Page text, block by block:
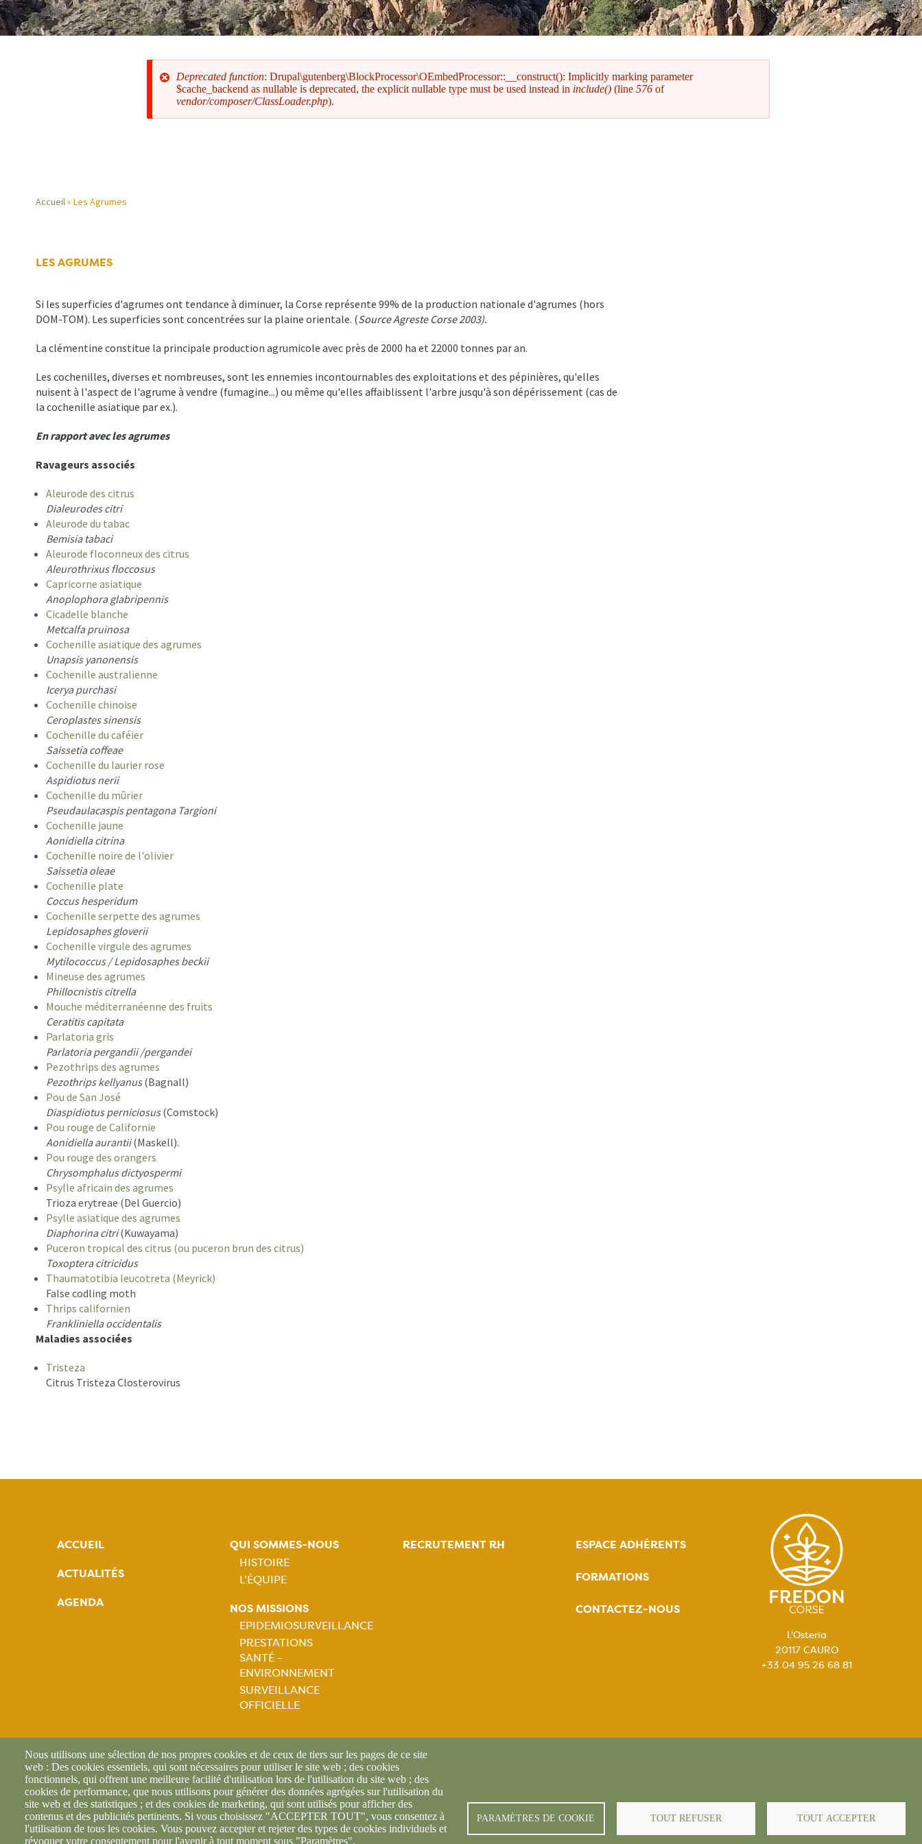
Message
Deprecated function: Drupal\gutenberg\BlockProcessor\OEmbedProcessor::__construct(): Implicitly marking parameter
$cache_backend as nullable is deprecated, the explicit nullable type must be used instead in include() (line 576 of
vendor/composer/ClassLoader.php).
d'Ariane
Accueil Les Agrumes
LES AGRUMES
Si les superficies d'agrumes ont tendance à diminuer, la Corse représente 99% de la production nationale d'agrumes (hors
DOM-TOM). Les superficies sont concentrées sur la plaine orientale. (Source Agreste Corse 2003).
La clémentine constitue la principale production agrumicole avec près de 2000 ha et 22000 tonnes par an.
Les cochenilles, diverses et nombreuses, sont les ennemies incontournables des exploitations et des pépinières, qu'elles
nuisent à l'aspect de l'agrume à vendre (fumagine...) ou même qu'elles affaiblissent l'arbre jusqu'à son dépérissement (cas de
la cochenille asiatique par ex.).
En rapport avec les agrumes
Ravageurs associés
Aleurode des citrus
Dialeurodes citri
Aleurode du tabac
Bemisia tabaci
Aleurode floconneux des citrus
Aleurothrixus floccosus
Capricorne asiatique
Anoplophora glabripennis
Cicadelle blanche
Metcalfa pruinosa
Cochenille asiatique des agrumes
Unapsis yanonensis
Cochenille australienne
Icerya purchasi
Cochenille chinoise
Ceroplastes sinensis
Cochenille du caféier
Saissetia coffeae
Cochenille du laurier rose
Aspidiotus nerii
Cochenille du mûrier
Pseudaulacaspis pentagona Targioni
Cochenille jaune
Aonidiella citrina
Cochenille noire de l'olivier
Saissetia oleae
Cochenille plate
Coccus hesperidum
Cochenille serpette des agrumes
Lepidosaphes gloverii
Cochenille virgule des agrumes
Mytilococcus / Lepidosaphes beckii
Mineuse des agrumes
Phillocnistis citrella
Mouche méditerranéenne des fruits
Ceratitis capitata
Parlatoria gris
Parlatoria pergandii /pergandei
Pezothrips des agrumes
Pezothrips kellyanus(Bagnall)
Pou de San José
Diaspidiotus perniciosus(Comstock)
Pou rouge de Californie
Aonidiella aurantii(Maskell).
Pou rouge des orangers
Chrysomphalus dictyospermi
Psylle africain des agrumes
Trioza erytreae (Del Guercio)
Psylle asiatique des agrumes
Diaphorina citri(Kuwayama)
Puceron tropical des citrus (ou puceron brun des citrus)
Toxoptera citricidus
Thaumatotibia leucotreta (Meyrick)
False codling moth
Thrips californien
Frankliniella occidentalis
Maladies associées
Tristeza
Citrus Tristeza Closterovirus
Nous utilisons une sélection de nos propres cookies et de ceux de tiers sur les pages de ce site
web : Des cookies essentiels, qui sont nécessaires pour utiliser le site web ; des cookies
fonctionnels, qui offrent une meilleure facilité d'utilisation lors de l'utilisation du site web ; des
cookies de performance, que nous utilisons pour générer des données agrégées sur l'utilisation du
site web et des statistiques ; et des cookies de marketing, qui sont utilisés pour afficher des
contenus et des publicités pertinents. Si vous choisissez "ACCEPTER TOUT", vous consentez à
l'utilisation de tous les cookies. Vous pouvez accepter et rejeter des types de cookies individuels et
révoquer votre consentement pour l'avenir à tout moment sous "Paramètres".
PARAMÈTRES DE COOKIE TOUT REFUSER TOUT ACCEPTER
ACCUEIL
ACTUALITÉS
AGENDA
QUI SOMMES-NOUS
Navigation
principale
HISTOIRE
L'ÉQUIPE
NOS MISSIONS
Navigation
principale
EPIDEMIOSURVEILLANCE
PRESTATIONS
SANTÉ -
ENVIRONNEMENT
SURVEILLANCE
OFFICIELLE
RECRUTEMENT RH ESPACE ADHÉRENTS
FORMATIONS
CONTACTEZ-NOUS
L'Osteria
20117 CAURO
+33 04 95 26 68 81
© FREDON 2024 -Mentions légales